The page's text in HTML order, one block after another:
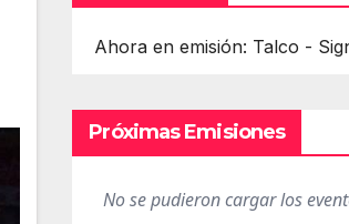
Ahora en emisión: Talco -
Próximas Emisiones